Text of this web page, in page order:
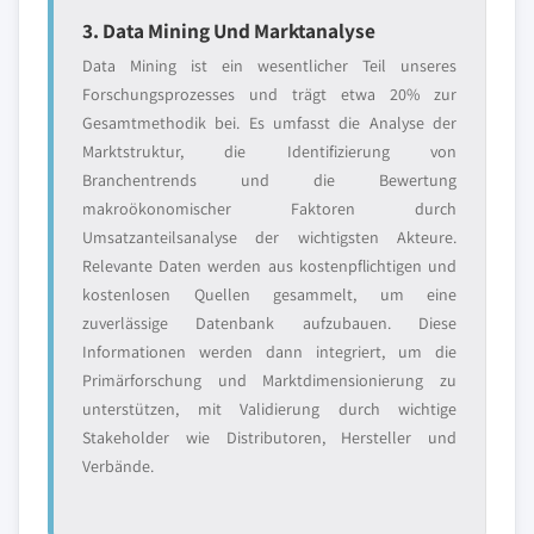
3. Data Mining Und Marktanalyse
Data Mining ist ein wesentlicher Teil unseres
Forschungsprozesses und trägt etwa 20% zur
Gesamtmethodik bei. Es umfasst die Analyse der
Marktstruktur, die Identifizierung von
Branchentrends und die Bewertung
makroökonomischer Faktoren durch
Umsatzanteilsanalyse der wichtigsten Akteure.
Relevante Daten werden aus kostenpflichtigen und
kostenlosen Quellen gesammelt, um eine
zuverlässige Datenbank aufzubauen. Diese
Informationen werden dann integriert, um die
Primärforschung und Marktdimensionierung zu
unterstützen, mit Validierung durch wichtige
Stakeholder wie Distributoren, Hersteller und
Verbände.